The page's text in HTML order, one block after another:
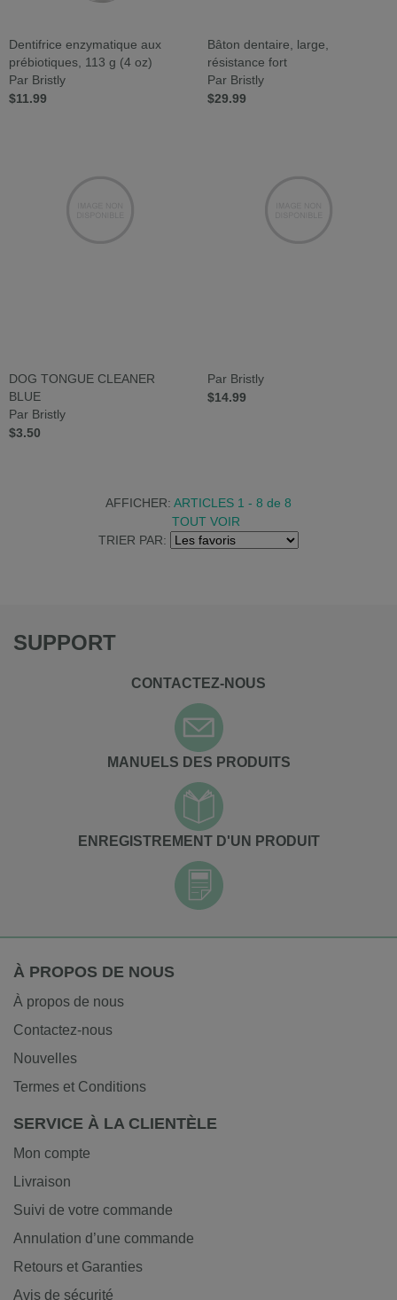
Dentifrice enzymatique aux
prébiotiques, 113 g (4 oz)
Par Bristly
$11.99
Bâton dentaire, large,
résistance fort
Par Bristly
$29.99
DOG TONGUE CLEANER
BLUE
Par Bristly
$3.50
Par Bristly
$14.99
TRIER PAR:
AFFICHER: ARTICLES 1 - 8 de 8
TOUT VOIR
SUPPORT
CONTACTEZ-NOUS
MANUELS DES PRODUITS
ENREGISTREMENT D'UN PRODUIT
À PROPOS DE NOUS
À propos de nous
Contactez-nous
Nouvelles
Termes et Conditions
SERVICE À LA CLIENTÈLE
Mon compte
Livraison
Suivi de votre commande
Annulation d’une commande
Retours et Garanties
Avis de sécurité